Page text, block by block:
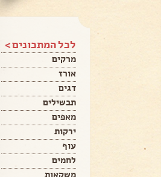
לכל המתכונים >
מרקים
אורז
דגים
תבשילים
מאפים
ירקות
עוף
לחמים
משקאות